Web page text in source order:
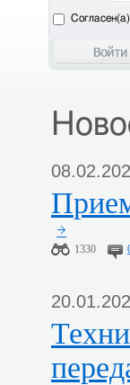
1330
Технический сбой на сервере при